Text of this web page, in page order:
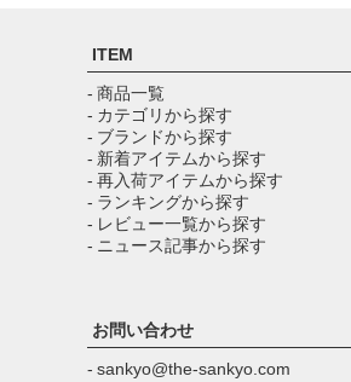
ITEM
- 商品一覧
- カテゴリから探す
- ブランドから探す
- 新着アイテムから探す
- 再入荷アイテムから探す
- ランキングから探す
- レビュー一覧から探す
- ニュース記事から探す
お問い合わせ
- sankyo@the-sankyo.com